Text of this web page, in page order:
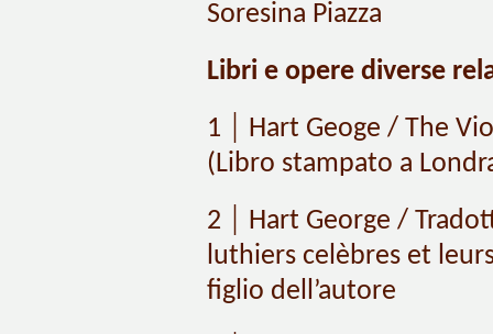
Soresina Piazza
Libri e opere diverse
1 │ Hart Geoge / The
(Libro stampato a
2 │ Hart George /
luthiers celèbres et
figlio dell’autore